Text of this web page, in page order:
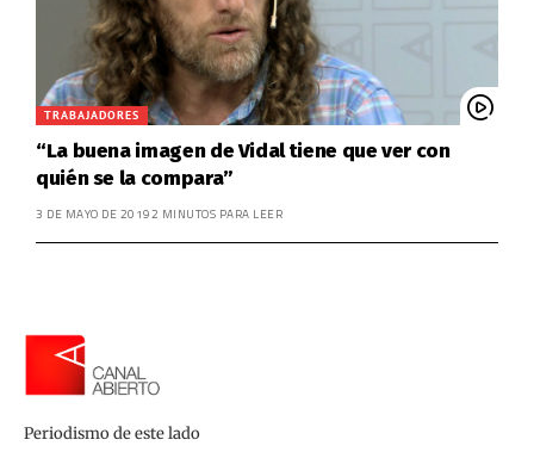
TRABAJADORES
“La buena imagen de Vidal tiene que ver con
quién se la compara”
3 DE MAYO DE 20192 MINUTOS PARA LEER
Periodismo de este lado